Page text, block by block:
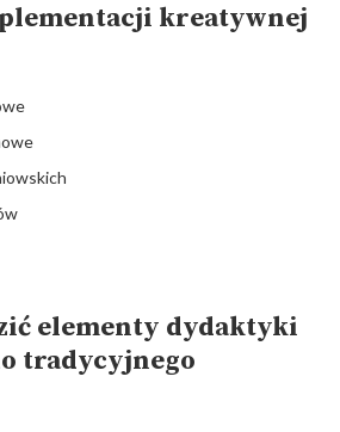
kreatywnej
elementy dydaktyki
tradycyjnego